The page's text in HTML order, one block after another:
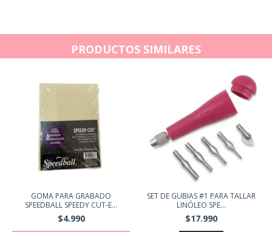
PRODUCTOS SIMILARES
GOMA PARA GRABADO
SPEEDBALL SPEEDY CUT-E...
$4.990
SET DE GUBIAS #1 PARA TALLAR
LINÓLEO SPE...
$17.990